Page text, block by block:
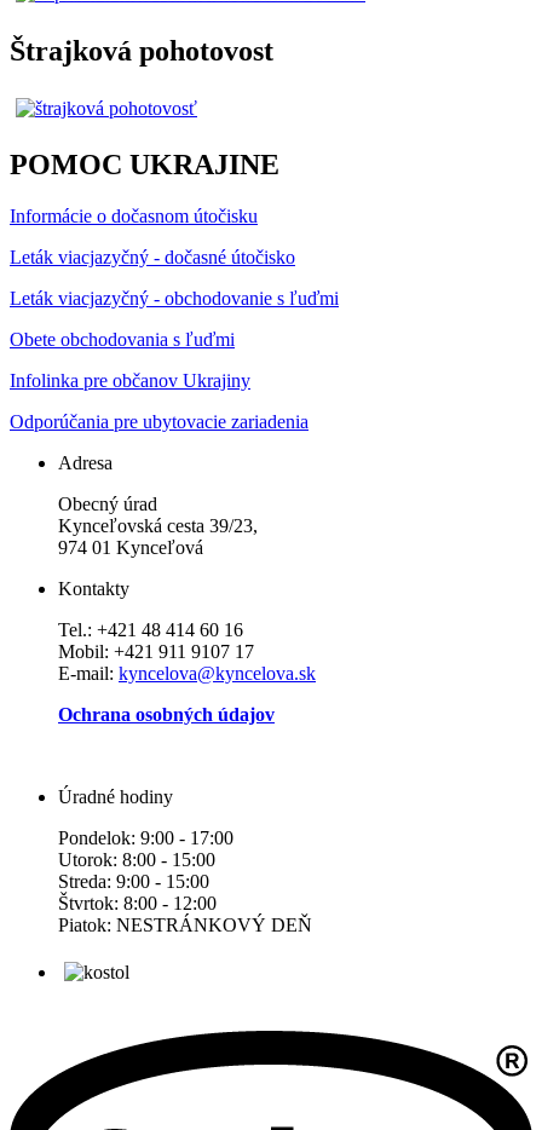
Štrajková pohotovost
POMOC UKRAJINE
Informácie o dočasnom útočisku
Leták viacjazyčný - dočasné útočisko
Leták viacjazyčný - obchodovanie s ľuďmi
Obete obchodovania s ľuďmi
Infolinka pre občanov Ukrajiny
Odporúčania pre ubytovacie zariadenia
Adresa
Obecný úrad
Kynceľovská cesta 39/23,
974 01 Kynceľová
Kontakty
Tel.: +421 48 414 60 16
Mobil: +421 911 9107 17
E-mail: kyncelova@kyncelova.sk
Ochrana osobných údajov
Úradné hodiny
Pondelok: 9:00 - 17:00
Utorok: 8:00 - 15:00
Streda: 9:00 - 15:00
Štvrtok: 8:00 - 12:00
Piatok: NESTRÁNKOVÝ DEŇ